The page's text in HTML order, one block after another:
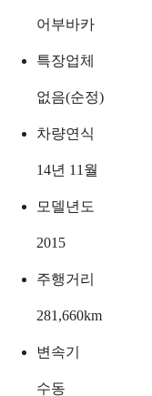
어부바카
특장업체
없음(순정)
차량연식
14년 11월
모델년도
2015
주행거리
281,660km
변속기
수동